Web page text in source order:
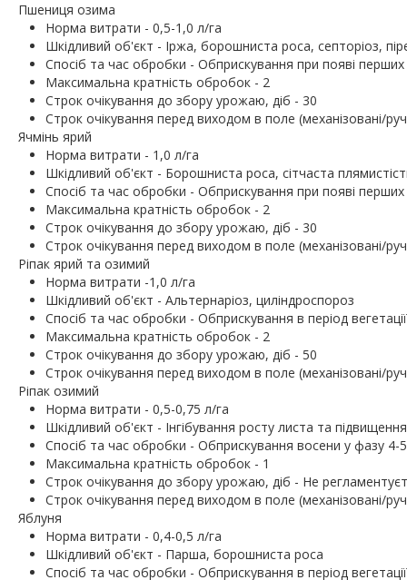
Пшениця озима
Норма витрати - 0,5-1,0 л/га
Шкідливий об'єкт - Іржа, борошниста роса, септоріоз,
Спосіб та час обробки - Обприскування при появі
Максимальна кратність обробок - 2
Строк очікування до збору урожаю, діб - 30
Строк очікування перед виходом в поле (механізовані/
Ячмінь ярий
Норма витрати - 1,0 л/га
Шкідливий об'єкт - Борошниста роса, сітчаста
Спосіб та час обробки - Обприскування при появі
Максимальна кратність обробок - 2
Строк очікування до збору урожаю, діб - 30
Строк очікування перед виходом в поле (механізовані/
Ріпак ярий та озимий
Норма витрати -1,0 л/га
Шкідливий об'єкт - Альтернаріоз, циліндроспороз
Спосіб та час обробки - Обприскування в період вегетації
Максимальна кратність обробок - 2
Строк очікування до збору урожаю, діб - 50
Строк очікування перед виходом в поле (механізовані/
Ріпак озимий
Норма витрати - 0,5-0,75 л/га
Шкідливий об'єкт - Інгібування росту листа та
Спосіб та час обробки - Обприскування восени у фазу 4-5
Максимальна кратність обробок - 1
Строк очікування до збору урожаю, діб - Не
Строк очікування перед виходом в поле (механізовані/
Яблуня
Норма витрати - 0,4-0,5 л/га
Шкідливий об'єкт - Парша, борошниста роса
Спосіб та час обробки - Обприскування в період вегетації